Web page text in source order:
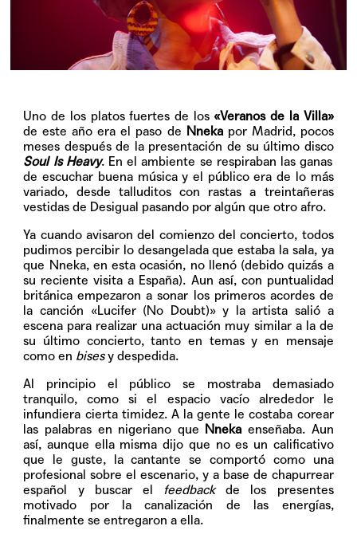
Uno de los platos fuertes de los«Veranos de la Villa»
de este año era el paso de Nnekapor Madrid, pocos
meses después de la presentación de su último disco
Soul Is Heavy. En el ambiente se respiraban las ganas
de escuchar buena música y el público era de lo más
variado, desde talluditos con rastas a treintañeras
vestidas de Desigual pasando por algún que otro afro.
Ya cuando avisaron del comienzo del concierto, todos
pudimos percibir lo desangelada que estaba la sala, ya
que Nneka, en esta ocasión, no llenó (debido quizás a
su reciente visita a España). Aun así, con puntualidad
británica empezaron a sonar los primeros acordes de
la canción «Lucifer (No Doubt)» y la artista salió a
escena para realizar una actuación muy similar a la de
su último concierto, tanto en temas y en mensaje
como en bisesy despedida.
Al principio el público se mostraba demasiado
tranquilo, como si el espacio vacío alrededor le
infundiera cierta timidez. A la gente le costaba corear
las palabras en nigeriano que Nnekaenseñaba. Aun
así, aunque ella misma dijo que no es un calificativo
que le guste, la cantante se comportó como una
profesional sobre el escenario, y a base de chapurrear
español y buscar el feedbackde los presentes
motivado por la canalización de las energías,
finalmente se entregaron a ella.